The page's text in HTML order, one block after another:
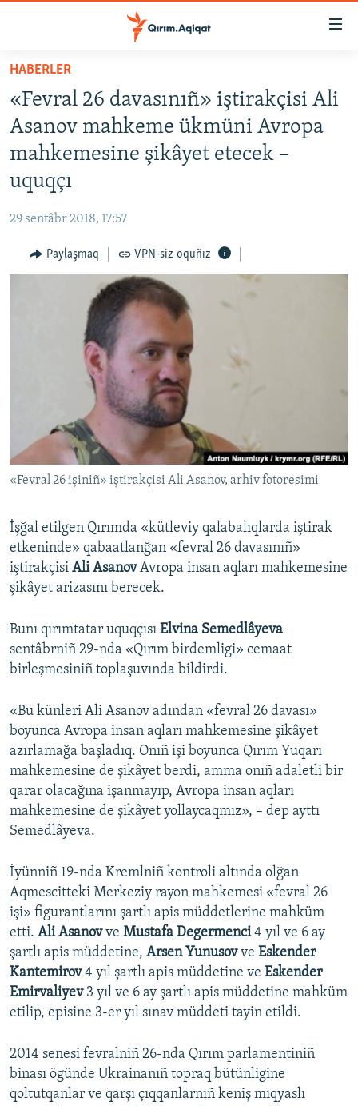
Esas
qaytmaq
Baş
navigatsiyağa
qaytmaq
Qıdıruvğa
HABERLER
İQTİSADİYAT
İNSAN AQLARI
VİDEO
Українською
QOŞULIÑIZ!
RFE/RS bütün saytları
HABERLER
«Fevral 26 davasınıñ» iştirakçisi Ali
Asanov mahkeme ükmüni Avropa
mahkemesine şikâyet etecek –
uquqçı
29 sentâbr 2018, 17:57
Paylaşmaq VPN-siz oquñız
«Fevral 26 işiniñ» iştirakçisi Ali Asanov, arhiv fotoresimi
İşğal etilgen Qırımda «kütleviy qalabalıqlarda iştirak
etkeninde» qabaatlanğan «fevral 26 davasınıñ»
iştirakçisi Ali AsanovAvropa insan aqları mahkemesine
şikâyet arizasını berecek.
Bunı qırımtatar uquqçısı Elvina Semedlâyeva
sentâbrniñ 29-nda «Qırım birdemligi» cemaat
birleşmesiniñ toplaşuvında bildirdi.
«Bu künleri Ali Asanov adından «fevral 26 davası»
boyunca Avropa insan aqları mahkemesine şikâyet
azırlamağa başladıq. Onıñ işi boyunca Qırım Yuqarı
mahkemesine de şikâyet berdi, amma onıñ adaletli bir
qarar olacağına işanmayıp, Avropa insan aqları
mahkemesine de şikâyet yollaycaqmız», – dep ayttı
Semedlâyeva.
İyünniñ 19-nda Kremlniñ kontroli altında olğan
Aqmescitteki Merkeziy rayon mahkemesi «fevral 26
işi» figurantlarını şartlı apis müddetlerine mahküm
etti. Ali Asanovve Mustafa Degermenci4 yıl ve 6 ay
şartlı apis müddetine, Arsen Yunusovve Eskender
Kantemirov4 yıl şartlı apis müddetine ve Eskender
Emirvaliyev 3 yıl ve 6 ay şartlı apis müddetine mahküm
etilip, episine 3-er yıl sınav müddeti tayin etildi.
2014 senesi fevralniñ 26-nda Qırım parlamentiniñ
binası ögünde Ukrainanıñ topraq bütünligine
qoltutqanlar ve qarşı çıqqanlarnıñ keniş mıqyaslı